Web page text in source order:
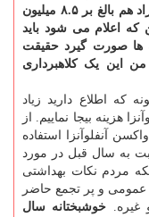
واکسینه خواهند شد. همینطور برای سایر افراد هم بالغ بر ۸.۵ میلیون
که اعلام می شود باید
ها صورت گیرد حقیقت
این یک کلاهبرداری
که اطلاع دارید زیاد
هزینه بیجا نماییم. از
آنفلوآنزا استفاده
به سال قبل در مورد
مردم نکات بهداشتی
عمومی و پر تجمع حاضر
غیره. خوشبختانه سال